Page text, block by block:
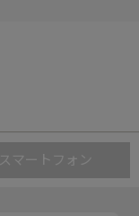
スマートフォン